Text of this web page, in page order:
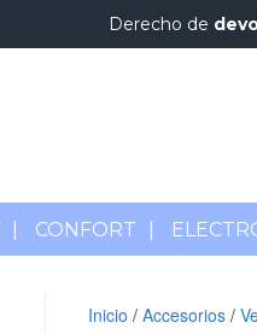
Derecho de
CONFORT
Inicio / Accesorios/